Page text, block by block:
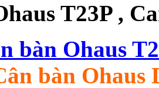
T23P ,
bàn Ohaus
bàn Ohaus